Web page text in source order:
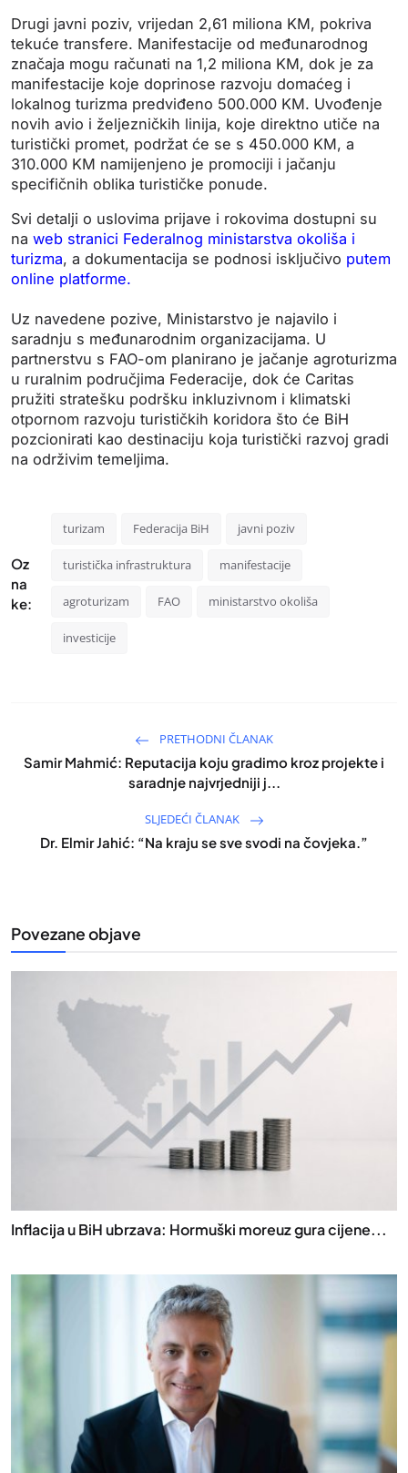
Drugi javni poziv, vrijedan 2,61 miliona KM, pokriva
tekuće transfere. Manifestacije od međunarodnog
značaja mogu računati na 1,2 miliona KM, dok je za
manifestacije koje doprinose razvoju domaćeg i
lokalnog turizma predviđeno 500.000 KM. Uvođenje
novih avio i željezničkih linija, koje direktno utiče na
turistički promet, podržat će se s 450.000 KM, a
310.000 KM namijenjeno je promociji i jačanju
specifičnih oblika turističke ponude.
Svi detalji o uslovima prijave i rokovima dostupni su
na web stranici Federalnog ministarstva okoliša i
turizma, a dokumentacija se podnosi isključivo putem
online platforme.
Uz navedene pozive, Ministarstvo je najavilo i
saradnju s međunarodnim organizacijama. U
partnerstvu s FAO-om planirano je jačanje agroturizma
u ruralnim područjima Federacije, dok će Caritas
pružiti stratešku podršku inkluzivnom i klimatski
otpornom razvoju turističkih koridora što će BiH
pozcionirati kao destinaciju koja turistički razvoj gradi
na održivim temeljima.
Oz
na
ke:
turizam Federacija BiH javni poziv
turistička infrastruktura manifestacije
agroturizam FAO ministarstvo okoliša
investicije
PRETHODNI ČLANAK
Samir Mahmić: Reputacija koju gradimo kroz projekte i
saradnje najvrjedniji j...
SLJEDEĆI ČLANAK
Dr. Elmir Jahić: “Na kraju se sve svodi na čovjeka.”
Povezane objave
Inflacija u BiH ubrzava: Hormuški moreuz gura cijene...